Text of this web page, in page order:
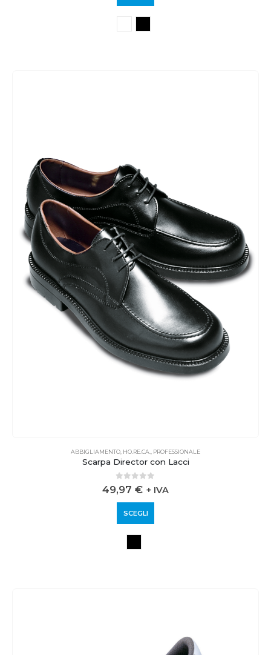
ABBIGLIAMENTO HO.RE.CA. PROFESSIONALE
Scarpa Director con Lacci
0out of 5
49,97 € + IVA
SCEGLI